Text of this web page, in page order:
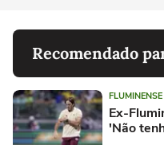
Recomendado
FLUMINENSE
Ex-
'Não